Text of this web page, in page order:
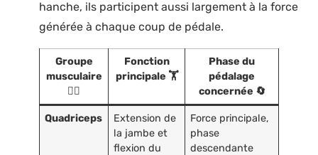
hanche, ils participent aussi largement à la force
générée à chaque coup de pédale.
Groupe
musculaire
🚴‍♂️
Fonction
principale 🏋️
Phase du
pédalage
concernée 🔄
Quadriceps
Extension de
la jambe et
flexion du
Force principale,
phase
descendante